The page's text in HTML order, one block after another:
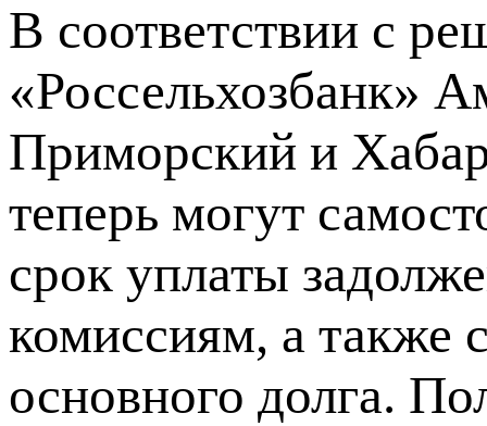
В соответствии с
«Россельхозбанк»
Приморский и
теперь могут
срок уплаты
комиссиям, а также
основного долга.